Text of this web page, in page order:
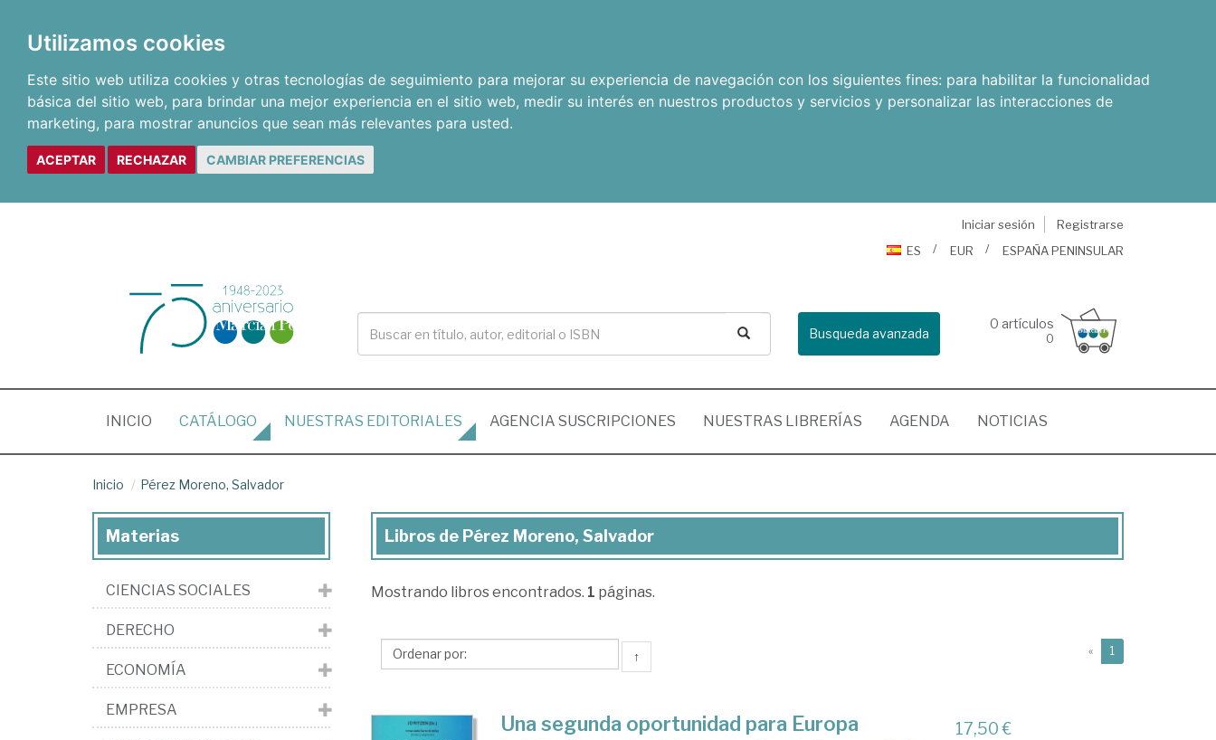
Utilizamos cookies
Este sitio web utiliza cookies y otras tecnologías de seguimiento para mejorar su experiencia de navegación con los siguientes fines: para habilitar la funcionalidad
básica del sitio web, para brindar una mejor experiencia en el sitio web, medir su interés en nuestros productos y servicios y personalizar las interacciones de
marketing, para mostrar anuncios que sean más relevantes para usted.
ACEPTAR RECHAZAR CAMBIAR PREFERENCIAS
Iniciar sesión
Registrarse
ES
EUR ESPAÑA PENINSULAR
Busqueda avanzada
0 artículos
0
INICIO (CURRENT)
CATÁLOGO NUESTRAS EDITORIALES AGENCIA SUSCRIPCIONES NUESTRAS LIBRERÍAS AGENDA NOTICIAS
Inicio Pérez Moreno, Salvador
Libros
Pérez
Salvador
Libros de Pérez Moreno, Salvador
Mostrando libros encontrados. 1 páginas.
↑ « 1
Una segunda oportunidad para Europa 17,50 €
Materias
CIENCIAS SOCIALES
DERECHO
ECONOMÍA
EMPRESA